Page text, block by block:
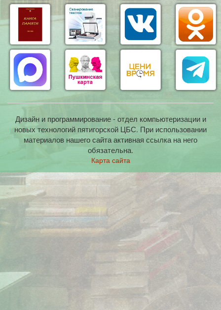
Дизайн и программирование - отдел компьютеризации и
новых технологий пятигорской ЦБС. При использовании
материалов нашего сайта активная ссылка на него
обязательна.
Карта сайта